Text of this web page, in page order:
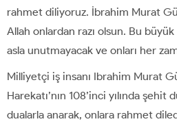
rahmet diliyoruz. İbrahim Murat
Allah onlardan razı olsun. Bu
asla unutmayacak ve onları her
Milliyetçi iş insanı Ibrahim Murat
Harekatı’nın 108’inci yılında
dualarla anarak, onlara rahmet